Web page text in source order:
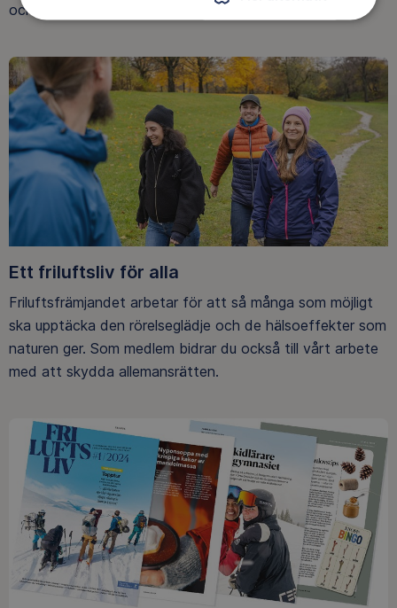
och på fjället.
Ett friluftsliv för alla
Friluftsfrämjandet arbetar för att så många som möjligt
ska upptäcka den rörelseglädje och de hälsoeffekter som
naturen ger. Som medlem bidrar du också till vårt arbete
med att skydda allemansrätten.